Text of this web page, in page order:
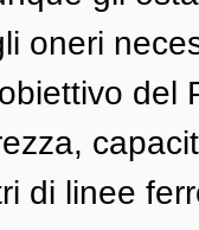
oneri
del
di linee